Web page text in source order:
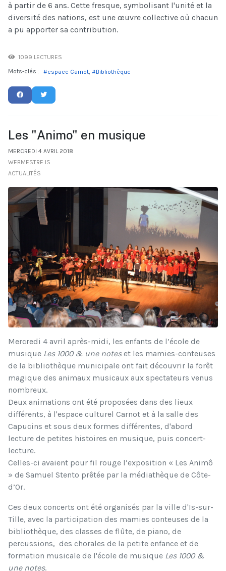
à partir de 6 ans. Cette fresque, symbolisant l'unité et la
diversité des nations, est une œuvre collective où chacun
a pu apporter sa contribution.
1099 LECTURES
Mots-clés :
espace Carnot Bibliothèque
Les "Animo" en musique
MERCREDI 4 AVRIL 2018
WEBMESTRE IS
ACTUALITÉS
Mercredi 4 avril après-midi, les enfants de l’école de
musique Les 1000 & une noteset les mamies-conteuses
de la bibliothèque municipale ont fait découvrir la forêt
magique des animaux musicaux aux spectateurs venus
nombreux.
Deux animations ont été proposées dans des lieux
différents, à l'espace culturel Carnot et à la salle des
Capucins et sous deux formes différentes, d'abord
lecture de petites histoires en musique, puis concert-
lecture.
Celles-ci avaient pour fil rouge l’exposition « Les Animô
» de Samuel Stento prêtée par la médiathèque de Côte-
d’Or.
Ces deux concerts ont été organisés par la ville d'Is-sur-
Tille, avec la participation des mamies conteuses de la
bibliothèque, des classes de flûte, de piano, de
percussions, des chorales de la petite enfance et de
formation musicale de l'école de musique Les 1000 &
une notes.